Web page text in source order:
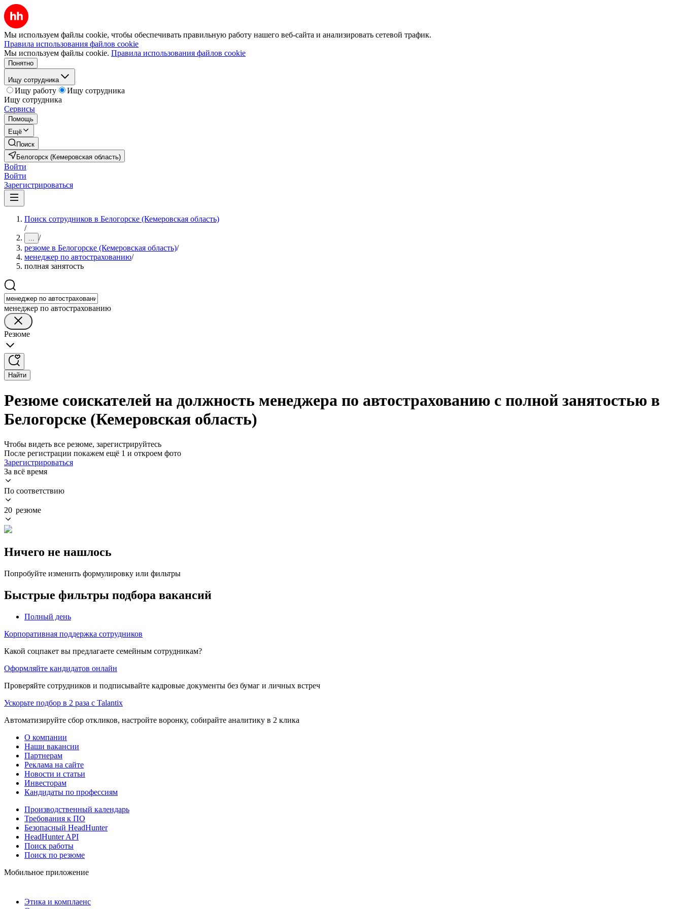
Мы используем файлы cookie, чтобы обеспечивать правильную работу нашего веб-сайта и анализировать сетевой трафик.
Правила использования файлов cookie
Мы используем файлы cookie. Правила использования файлов cookie
Понятно
Ищу сотрудника
Ищу работу
Ищу сотрудника
Ищу сотрудника
Сервисы
Помощь
Ещё
Поиск
Белогорск (Кемеровская область)
Войти
Войти
Зарегистрироваться
Поиск сотрудников в Белогорске (Кемеровская область)
/
... /
резюме в Белогорске (Кемеровская область)/
менеджер по автострахованию/
полная занятость
менеджер по автострахованию
Резюме
Найти
Резюме соискателей на должность менеджера по автострахованию с полной занятостью в
Белогорске (Кемеровская область)
Чтобы видеть все резюме, зарегистрируйтесь
После регистрации покажем ещё 1 и откроем фото
Зарегистрироваться
За всё время
По соответствию
20 резюме
Ничего не нашлось
Попробуйте изменить формулировку или фильтры
Быстрые фильтры подбора вакансий
Полный день
Корпоративная поддержка сотрудников
Какой соцпакет вы предлагаете семейным сотрудникам?
Оформляйте кандидатов онлайн
Проверяйте сотрудников и подписывайте кадровые документы без бумаг и личных встреч
Ускорьте подбор в 2 раза с Talantix
Автоматизируйте сбор откликов, настройте воронку, собирайте аналитику в 2 клика
О компании
Наши вакансии
Партнерам
Реклама на сайте
Новости и статьи
Инвесторам
Кандидаты по профессиям
Производственный календарь
Требования к ПО
Безопасный HeadHunter
HeadHunter API
Поиск работы
Поиск по резюме
Мобильное приложение
Этика и комплаенс